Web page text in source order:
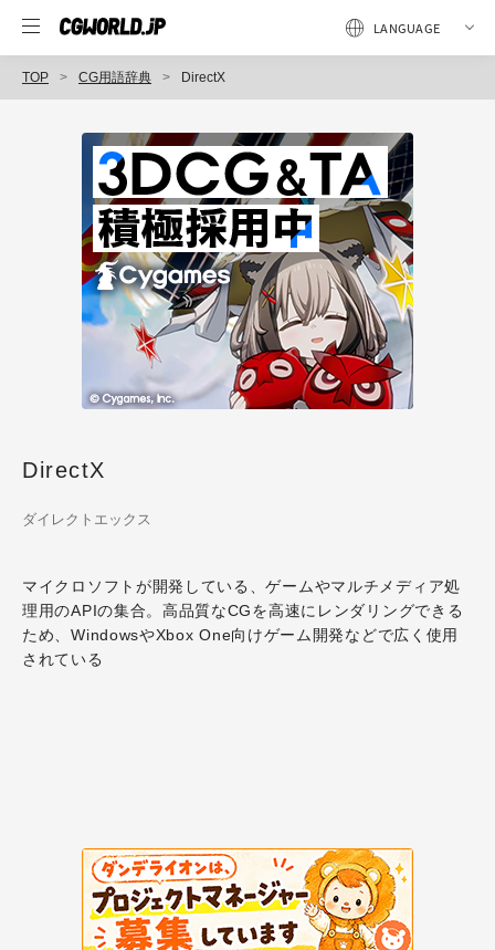
TOP CG用語辞典 DirectX
DirectX
ダイレクトエックス
マイクロソフトが開発している、ゲームやマルチメディア処
理用のAPIの集合。高品質なCGを高速にレンダリングできる
ため、WindowsやXbox One向けゲーム開発などで広く使用
されている